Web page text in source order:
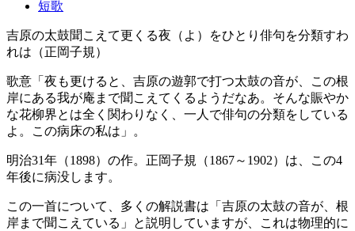
短歌
吉原の太鼓聞こえて更くる夜（よ）をひとり俳句を分類すわ
れは（正岡子規）
歌意「夜も更けると、吉原の遊郭で打つ太鼓の音が、この根
岸にある我が庵まで聞こえてくるようだなあ。そんな賑やか
な花柳界とは全く関わりなく、一人で俳句の分類をしている
よ。この病床の私は」。
明治31年（1898）の作。正岡子規（1867～1902）は、この4
年後に病没します。
この一首について、多くの解説書は「吉原の太鼓の音が、根
岸まで聞こえている」と説明していますが、これは物理的に